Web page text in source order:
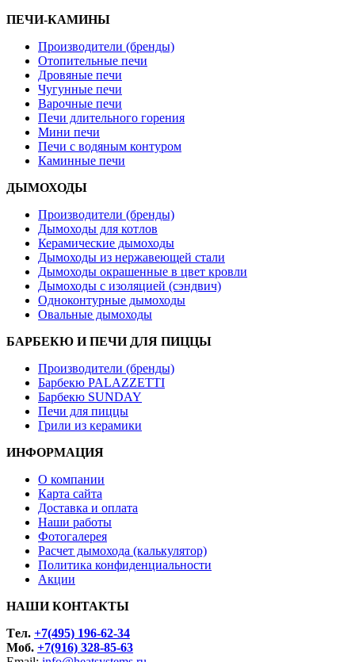
ПЕЧИ-КАМИНЫ
Производители (бренды)
Отопительные печи
Дровяные печи
Чугунные печи
Варочные печи
Печи длительного горения
Мини печи
Печи с водяным контуром
Каминные печи
ДЫМОХОДЫ
Производители (бренды)
Дымоходы для котлов
Керамические дымоходы
Дымоходы из нержавеющей стали
Дымоходы окрашенные в цвет кровли
Дымоходы с изоляцией (сэндвич)
Одноконтурные дымоходы
Овальные дымоходы
БАРБЕКЮ И ПЕЧИ ДЛЯ ПИЦЦЫ
Производители (бренды)
Барбекю PALAZZETTI
Барбекю SUNDAY
Печи для пиццы
Грили из керамики
ИНФОРМАЦИЯ
О компании
Карта сайта
Доставка и оплата
Наши работы
Фотогалерея
Расчет дымохода (калькулятор)
Политика конфиденциальности
Акции
НАШИ КОНТАКТЫ
Tел. +7(495) 196-62-34
Моб. +7(916) 328-85-63